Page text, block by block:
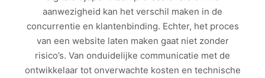
aanwezigheid kan het verschil maken in de
concurrentie en klantenbinding. Echter, het proces
van een website laten maken gaat niet zonder
risico’s. Van onduidelijke communicatie met de
ontwikkelaar tot onverwachte kosten en technische